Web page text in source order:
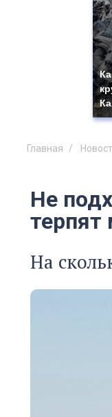
Главная
Не
На